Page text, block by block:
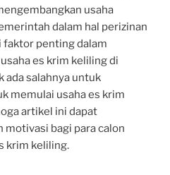
usaha
dalam hal perizinan
faktor penting dalam
es krim keliling di
ada salahnya untuk
memulai usaha es krim
artikel ini dapat
motivasi bagi para calon
krim keliling.